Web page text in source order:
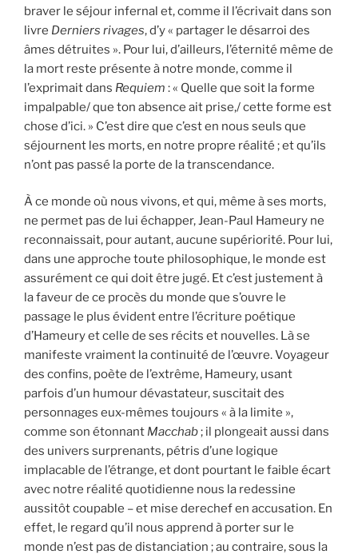
braver le séjour infernal et, comme il l’écrivait dans son
livre Derniers rivages, d’y « partager le désarroi des
âmes détruites ». Pour lui, d’ailleurs, l’éternité même de
la mort reste présente à notre monde, comme il
l’exprimait dans Requiem : « Quelle que soit la forme
impalpable/ que ton absence ait prise,/ cette forme est
chose d’ici. » C’est dire que c’est en nous seuls que
séjournent les morts, en notre propre réalité ; et qu’ils
n’ont pas passé la porte de la transcendance.
À ce monde où nous vivons, et qui, même à ses morts,
ne permet pas de lui échapper, Jean-Paul Hameury ne
reconnaissait, pour autant, aucune supériorité. Pour lui,
dans une approche toute philosophique, le monde est
assurément ce qui doit être jugé. Et c’est justement à
la faveur de ce procès du monde que s’ouvre le
passage le plus évident entre l’écriture poétique
d’Hameury et celle de ses récits et nouvelles. Là se
manifeste vraiment la continuité de l’œuvre. Voyageur
des confins, poète de l’extrême, Hameury, usant
parfois d’un humour dévastateur, suscitait des
personnages eux-mêmes toujours « à la limite »,
comme son étonnant Macchab; il plongeait aussi dans
des univers surprenants, pétris d’une logique
implacable de l’étrange, et dont pourtant le faible écart
avec notre réalité quotidienne nous la redessine
aussitôt coupable – et mise derechef en accusation. En
effet, le regard qu’il nous apprend à porter sur le
monde n’est pas de distanciation ; au contraire, sous la